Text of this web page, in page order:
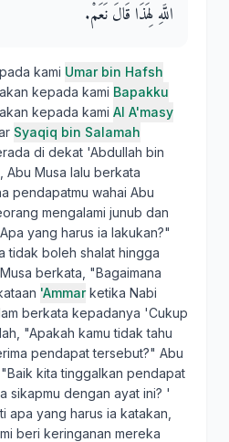
اللَّهِ لِهَذَا قَالَ نَعَمْ‏.‏
kami Umar bin Hafsh
kepada kami Bapakku
kepada kami Al A'masy
Syaqiq bin Salamah
di dekat 'Abdullah bin
, Abu Musa lalu berkata
pendapatmu wahai Abu
mengalami junub dan
yang harus ia lakukan?"
tidak boleh shalat hingga
berkata, "Bagaimana
'Ammarketika Nabi
berkata kepadanya 'Cukup
"Apakah kamu tidak tahu
pendapat tersebut?" Abu
kita tinggalkan pendapat
sikapmu dengan ayat ini? '
apa yang harus ia katakan,
beri keringanan mereka